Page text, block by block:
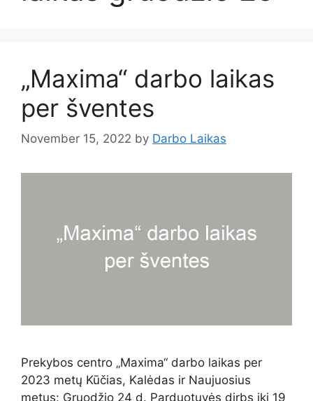
„Maxima“ darbo laikas
per šventes
November 15, 2022 by Darbo Laikas
Prekybos centro „Maxima“ darbo laikas per
2023 metų Kūčias, Kalėdas ir Naujuosius
metus: Gruodžio 24 d. Parduotuvės dirbs iki 19